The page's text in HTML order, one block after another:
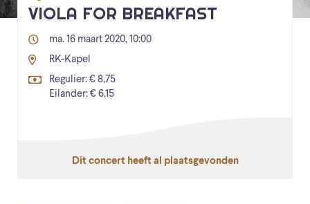
VIOLA FOR BREAKFAST
ma. 16 maart 2020, 10:00
RK-Kapel
Regulier: € 8,75
Eilander: € 6,15
Dit concert heeft al plaatsgevonden